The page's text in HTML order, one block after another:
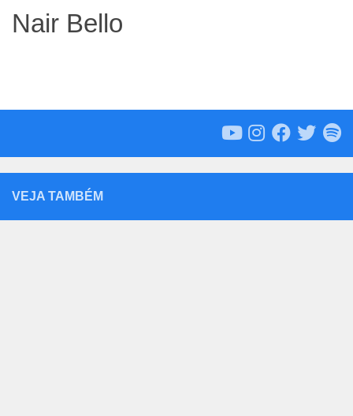
Nair Bello
VEJA TAMBÉM